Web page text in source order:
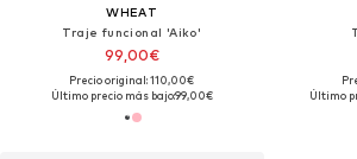
WHEAT
Traje funcional 'Aiko'
99,00€
Precio original: 110,00€
Último precio más bajo:99,00€
Último